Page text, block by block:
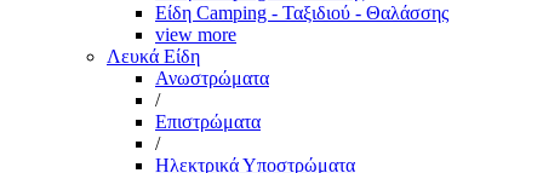
Είδη Camping - Ταξιδιού - Θαλάσσης
view more
Λευκά Είδη
Ανωστρώματα
/
Επιστρώματα
/
Ηλεκτρικά Υποστρώματα